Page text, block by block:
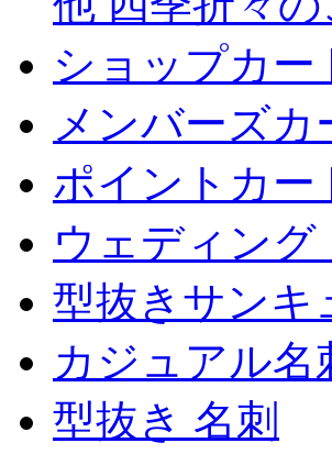
ショップカ
メンバーズカ
ポイントカ
ウェディング
型抜きサンキ
カジュアル名
型抜き 名刺